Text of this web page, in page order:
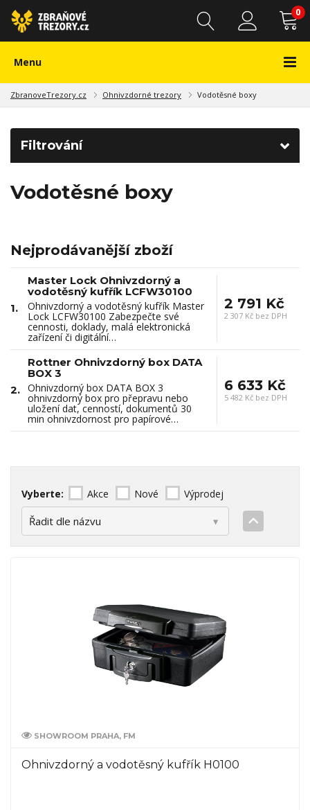
0
Menu
ZbranoveTrezory.cz Ohnivzdorné trezory Vodotěsné boxy
Filtrování
Vodotěsné boxy
Nejprodávanější zboží
1.
Master Lock Ohnivzdorný a
vodotěsný kufřík LCFW30100
Ohnivzdorný a vodotěsný kufřík Master
Lock LCFW30100 Zabezpečte své
cennosti, doklady, malá elektronická
zařízení či digitální…
2 791 Kč
2 307 Kč bez DPH
2.
Rottner Ohnivzdorný box DATA
BOX 3
Ohnivzdorný box DATA BOX 3
ohnivzdorný box pro přepravu nebo
uložení dat, cenností, dokumentů 30
min ohnivzdornost pro papírové…
6 633 Kč
5 482 Kč bez DPH
Vyberte: Akce Nové Výprodej
SHOWROOM PRAHA, FM
Ohnivzdorný a vodotěsný kufřík H0100